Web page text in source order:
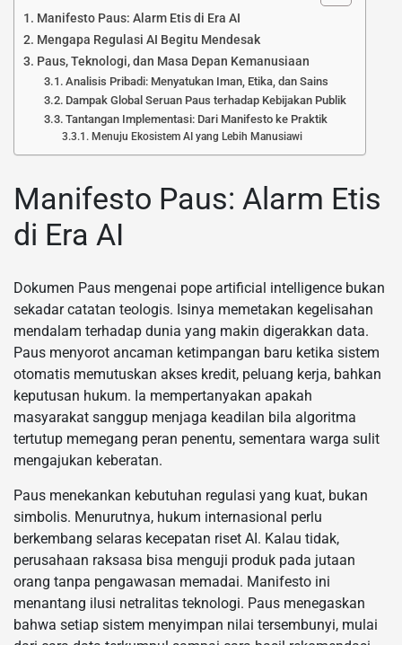
Manifesto Paus: Alarm Etis di Era AI
Mengapa Regulasi AI Begitu Mendesak
Paus, Teknologi, dan Masa Depan Kemanusiaan
Analisis Pribadi: Menyatukan Iman, Etika, dan Sains
Dampak Global Seruan Paus terhadap Kebijakan Publik
Tantangan Implementasi: Dari Manifesto ke Praktik
Menuju Ekosistem AI yang Lebih Manusiawi
Manifesto Paus: Alarm Etis
di Era AI
Dokumen Paus mengenai pope artificial intelligence bukan
sekadar catatan teologis. Isinya memetakan kegelisahan
mendalam terhadap dunia yang makin digerakkan data.
Paus menyorot ancaman ketimpangan baru ketika sistem
otomatis memutuskan akses kredit, peluang kerja, bahkan
keputusan hukum. Ia mempertanyakan apakah
masyarakat sanggup menjaga keadilan bila algoritma
tertutup memegang peran penentu, sementara warga sulit
mengajukan keberatan.
Paus menekankan kebutuhan regulasi yang kuat, bukan
simbolis. Menurutnya, hukum internasional perlu
berkembang selaras kecepatan riset AI. Kalau tidak,
perusahaan raksasa bisa menguji produk pada jutaan
orang tanpa pengawasan memadai. Manifesto ini
menantang ilusi netralitas teknologi. Paus menegaskan
bahwa setiap sistem menyimpan nilai tersembunyi, mulai